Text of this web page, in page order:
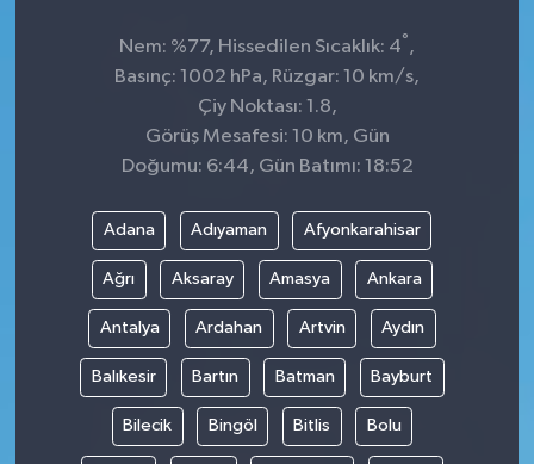
Nem: %77, Hissedilen Sıcaklık: 4° ,
Basınç: 1002 hPa, Rüzgar: 10 km/s,
Çiy Noktası: 1.8,
Görüş Mesafesi: 10 km, Gün
Doğumu: 6:44, Gün Batımı: 18:52
Adana Adıyaman Afyonkarahisar
Ağrı Aksaray Amasya Ankara
Antalya Ardahan Artvin Aydın
Balıkesir Bartın Batman Bayburt
Bilecik Bingöl Bitlis Bolu